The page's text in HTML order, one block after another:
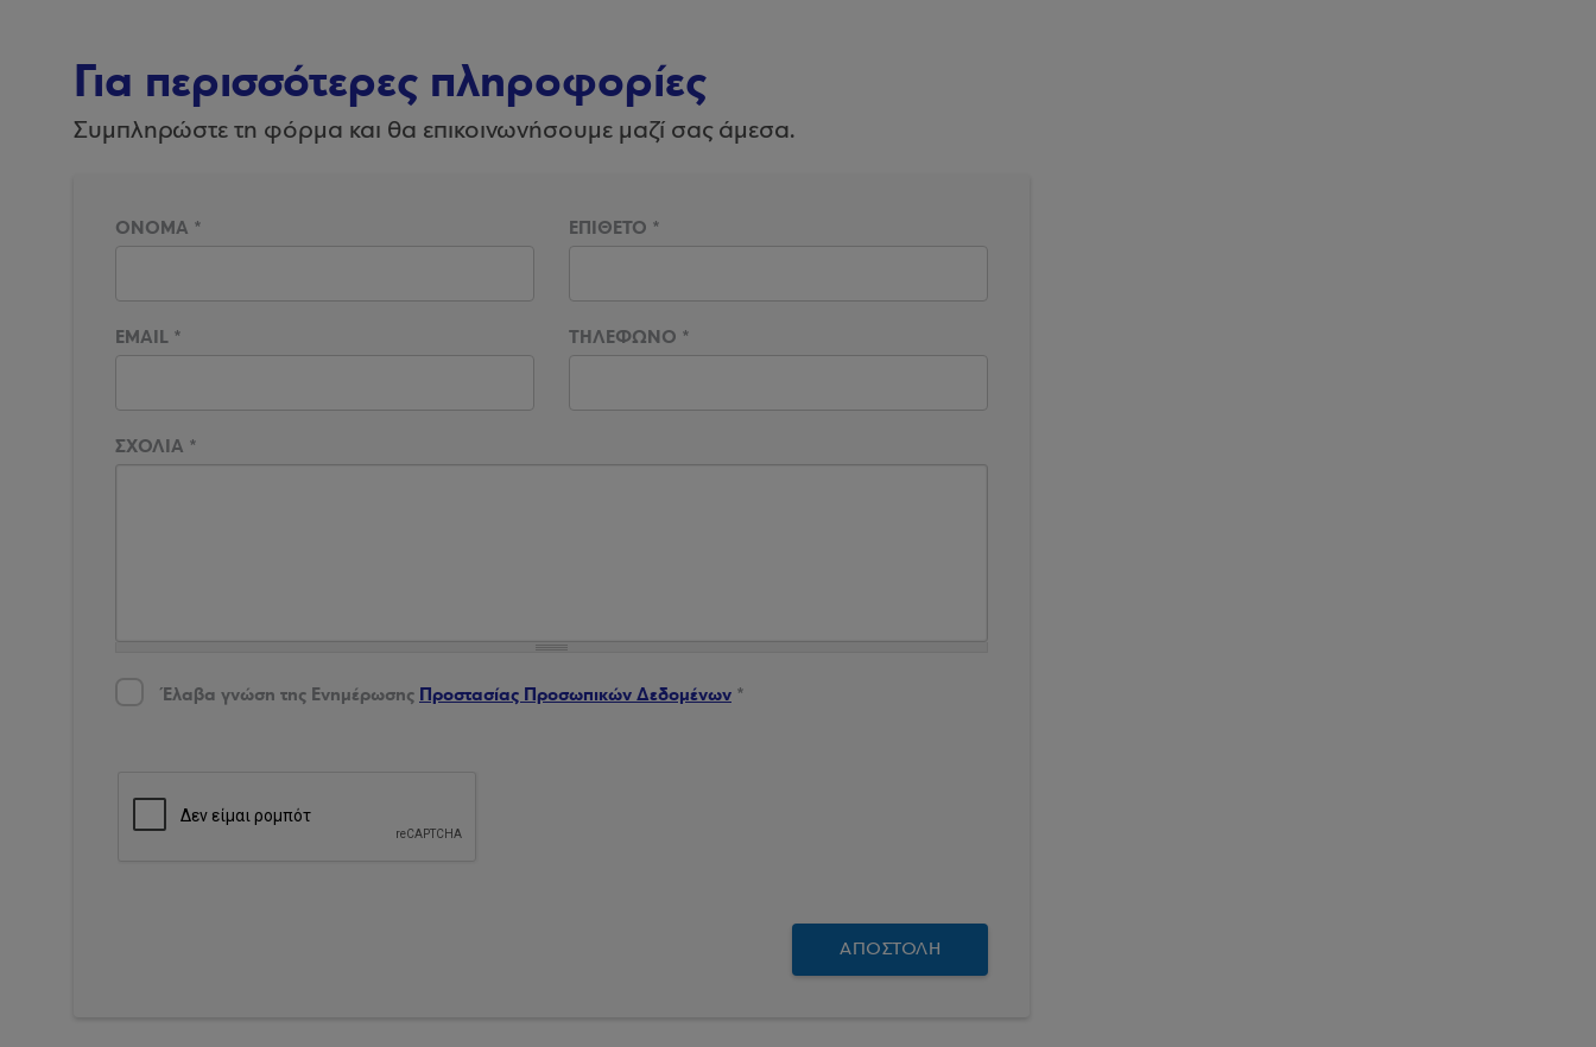
Για περισσότερες πληροφορίες
Συμπληρώστε τη φόρμα και θα επικοινωνήσουμε μαζί σας άμεσα.
ΟΝΟΜΑ * ΕΠΙΘΕΤΟ *
EMAIL * ΤΗΛΕΦΩΝΟ *
ΣΧΟΛΙΑ *
Έλαβα γνώση της Ενημέρωσης Προστασίας Δεδομένων*
Έλαβα γνώση της Ενημέρωσης Προστασίας Προσωπικών Δεδομένων *